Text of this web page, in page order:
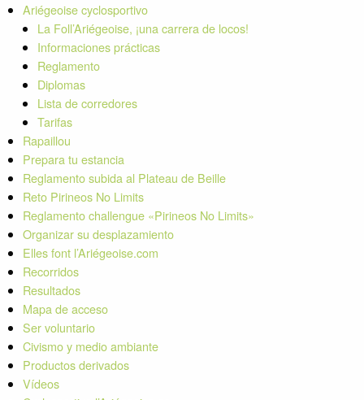
Ariégeoise cyclosportivo
La Foll’Ariégeoise, ¡una carrera de locos!
Informaciones prácticas
Reglamento
Diplomas
Lista de corredores
Tarifas
Rapaillou
Prepara tu estancia
Reglamento subida al Plateau de Beille
Reto Pirineos No Limits
Reglamento challengue «Pirineos No Limits»
Organizar su desplazamiento
Elles font l’Ariégeoise.com
Recorridos
Resultados
Mapa de acceso
Ser voluntario
Civismo y medio ambiante
Productos derivados
Vídeos